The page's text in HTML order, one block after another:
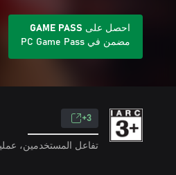
احصل على GAME PASS
مضمن في PC Game Pass
3+
تفاعل المستخدمين،